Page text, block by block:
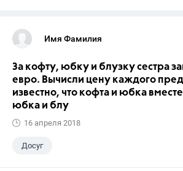
Имя Фамилия
За кофту, юбку и блузку сестра
евро. Вычисли цену каждого
известно, что кофта и юбка
юбка и блу
16 апреля 2018
Досуг